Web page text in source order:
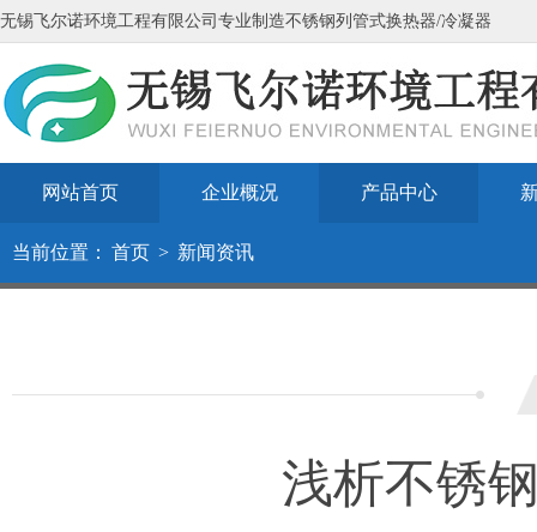
无锡飞尔诺环境工程有限公司专业制造不锈钢列管式换热器/冷凝器
网站首页 企业概况 产品中心
当前位置： 首页 > 新闻资讯
浅析不锈